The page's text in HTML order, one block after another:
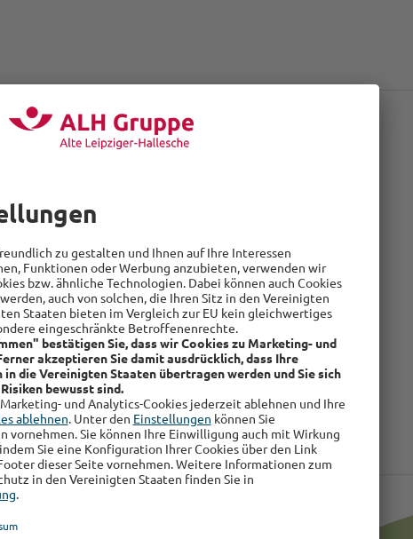
der ALH Gruppe
und hört zu, was unsere Leser interessiert. Und
die Themen in verschiedensten Formaten und
für Sie auf, immer auch offen für Feedback.
interessant